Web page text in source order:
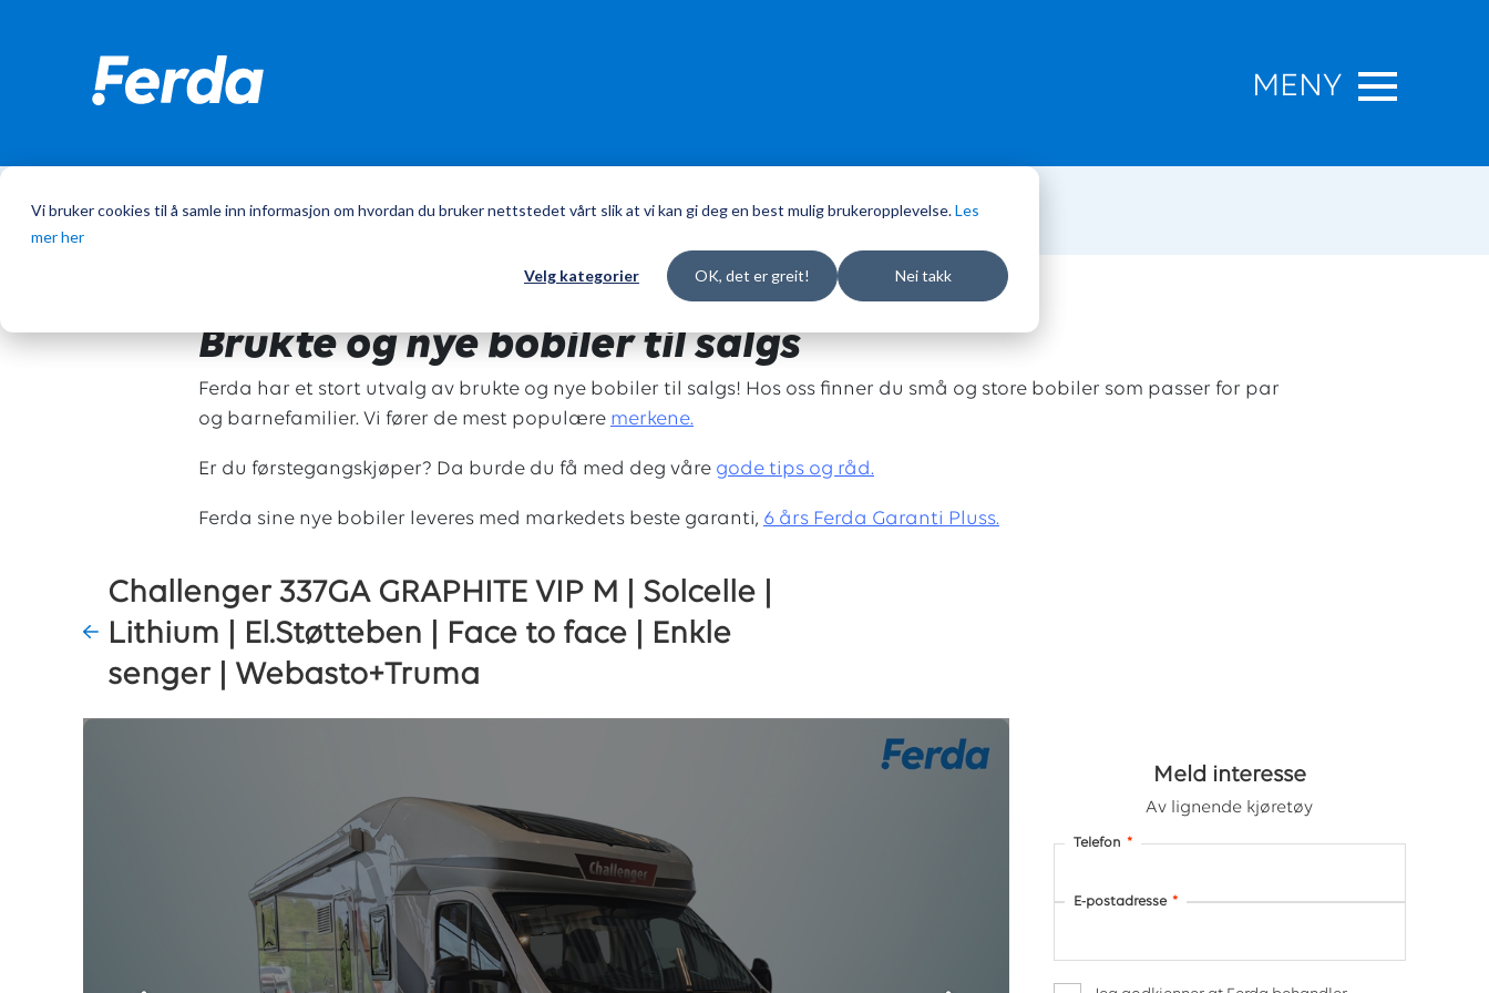
Vi bruker cookies til å samle inn informasjon om hvordan du bruker nettstedet vårt slik at vi kan gi deg en best mulig brukeropplevelse.Les
mer her
Velg kategorier OK, det er greit! Nei takk
MENY
Hjem/Bobiler
Brukte og nye bobiler til salgs
Ferda har et stort utvalg av brukte og nye bobiler til salgs! Hos oss finner du små og store bobiler som passer for par
og barnefamilier. Vi fører de mest populære merkene.
Er du førstegangskjøper? Da burde du få med deg våre gode tips og råd.
Ferda sine nye bobiler leveres med markedets beste garanti, 6 års Ferda Garanti Pluss.
Challenger 337GA GRAPHITE VIP M | Solcelle |
Lithium | El.Støtteben | Face to face | Enkle
senger | Webasto+Truma
Meld interesse
Av lignende kjøretøy
Telefon *
E-postadresse *